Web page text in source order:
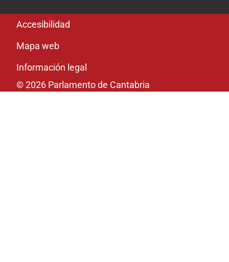
Pie de página
Accesibilidad
Mapa web
Información legal
© 2026 Parlamento de Cantabria